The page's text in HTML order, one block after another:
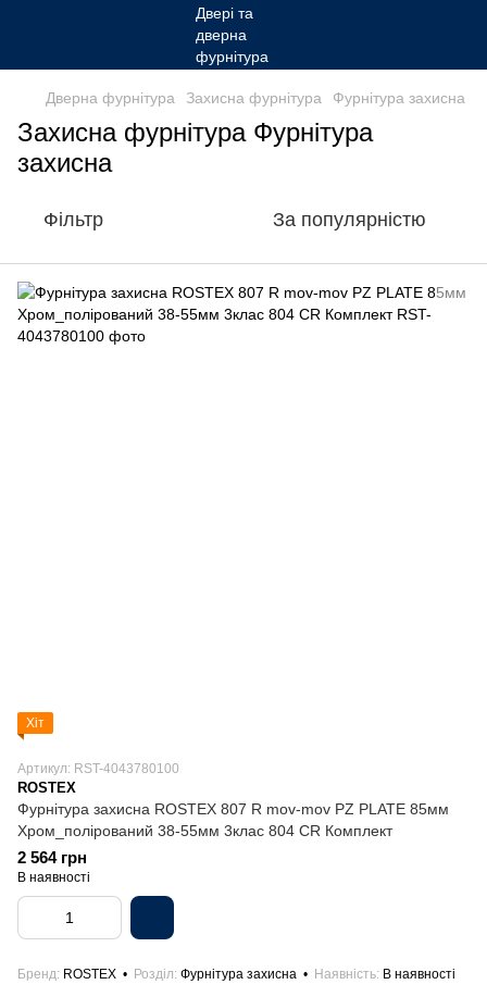
Дверна фурнітура Захисна фурнітура Фурнітура захисна
Захисна фурнітура Фурнітура
захисна
Фільтр За популярністю
Хіт
Артикул: RST-4043780100
ROSTEX
Фурнітура захисна ROSTEX 807 R mov-mov PZ PLATE 85мм
Хром_полірований 38-55мм 3клас 804 CR Комплект
2 564 грн
В наявності
Бренд ROSTEX Розділ Фурнітура захисна Наявність В наявності